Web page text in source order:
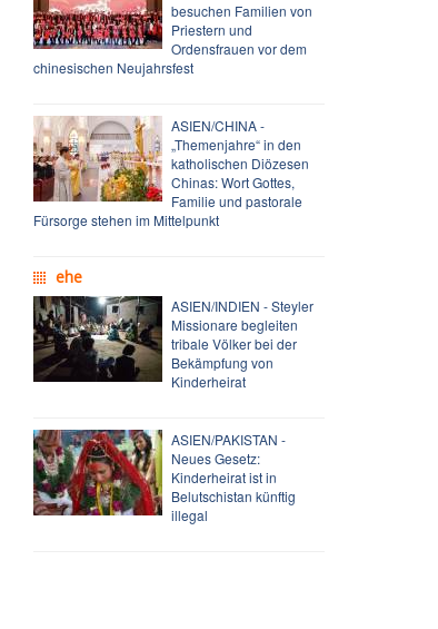
besuchen Familien von
Priestern und
Ordensfrauen vor dem
chinesischen Neujahrsfest
ASIEN/CHINA -
„Themenjahre“ in den
katholischen Diözesen
Chinas: Wort Gottes,
Familie und pastorale
Fürsorge stehen im Mittelpunkt
ehe
ASIEN/INDIEN - Steyler
Missionare begleiten
tribale Völker bei der
Bekämpfung von
Kinderheirat
ASIEN/PAKISTAN -
Neues Gesetz:
Kinderheirat ist in
Belutschistan künftig
illegal